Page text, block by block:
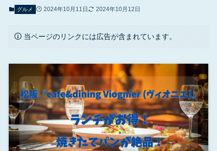
グルメ 2024年10月11日 2024年10月12日
当ページのリンクには広告が含まれています。